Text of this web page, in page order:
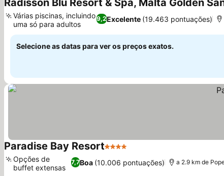
Radisson Blu Resort & Spa, Malta Golden
9,2Excelente (19.463 pontuações)
Várias piscinas, incluindo
uma só para adultos
Selecione as datas para ver os preços exatos.
Paradise Bay Resort4 Estrelas
7,7Boa (10.006 pontuações)
Opções de
buffet extensas
a 2.9 km de